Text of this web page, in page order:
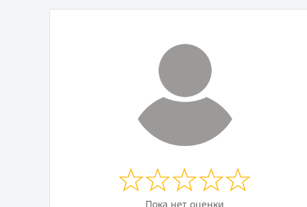
Пока нет оценки